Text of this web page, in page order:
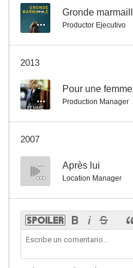
-- Gronde
Productor Ejecutivo
2013
-- Pour une femme
Production Manager
2007
-- Après lui
Location Manager